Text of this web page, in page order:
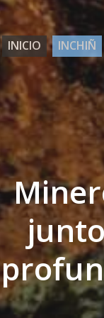
INICIO INCHIÑ